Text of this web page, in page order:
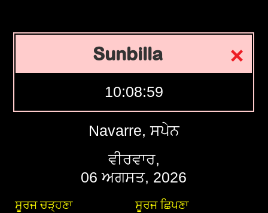
Sunbilla
10:09:00
Navarre, ਸਪੇਨ
ਵੀਰਵਾਰ,
06 ਅਗਸਤ, 2026
ਸੂਰਜ ਚੜ੍ਹਣਾ
ਸੂਰਜ ਛਿਪਣਾ